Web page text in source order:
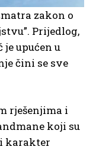
zakon o
Prijedlog,
upućen u
čini se sve
rješenjima i
koji su
karakter